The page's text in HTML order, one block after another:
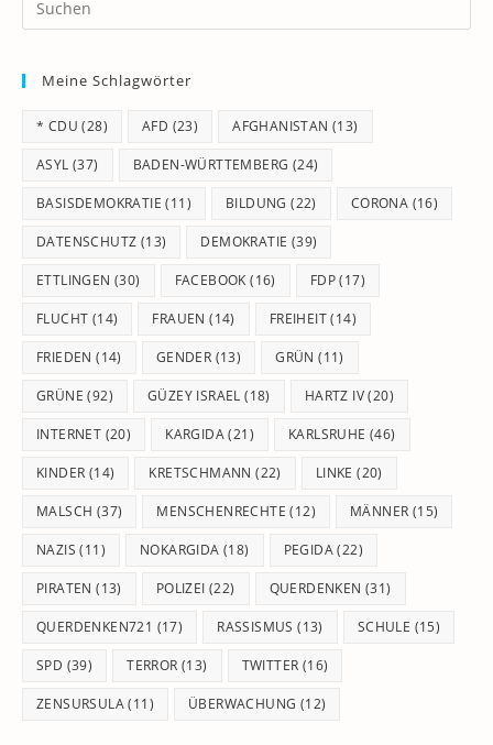
Meine Schlagwörter
* CDU (28) AFD (23) AFGHANISTAN (13)
ASYL (37) BADEN-WÜRTTEMBERG (24)
BASISDEMOKRATIE (11) BILDUNG (22) CORONA (16)
DATENSCHUTZ (13) DEMOKRATIE (39)
ETTLINGEN (30) FACEBOOK (16) FDP(17)
FLUCHT (14) FRAUEN (14) FREIHEIT(14)
FRIEDEN (14) GENDER (13) GRÜN (11)
GRÜNE (92) GÜZEY ISRAEL (18) HARTZ IV(20)
INTERNET (20) KARGIDA(21) KARLSRUHE (46)
KINDER (14) KRETSCHMANN (22) LINKE (20)
MALSCH (37) MENSCHENRECHTE (12) MÄNNER (15)
NAZIS (11) NOKARGIDA (18) PEGIDA(22)
PIRATEN (13) POLIZEI (22) QUERDENKEN (31)
QUERDENKEN721 (17) RASSISMUS (13) SCHULE (15)
SPD (39) TERROR (13) TWITTER (16)
ZENSURSULA(11) ÜBERWACHUNG (12)